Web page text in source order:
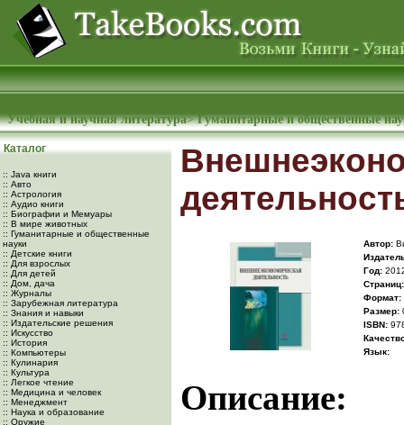
Учебная и научная литература>Гуманитарные и общественные
Каталог
:: Java книги
:: Авто
:: Астрология
:: Аудио книги
:: Биографии и Мемуары
:: В мире животных
:: Гуманитарные и общественные
науки
:: Детские книги
:: Для взрослых
:: Для детей
:: Дом, дача
:: Журналы
:: Зарубежная литература
:: Знания и навыки
:: Издательские решения
:: Искусство
:: История
:: Компьютеры
:: Кулинария
:: Культура
:: Легкое чтение
:: Медицина и человек
:: Менеджмент
:: Наука и образование
:: Оружие
Автор:
Год:
Cтраниц:
Формат:
Размер:
ISBN:
Язык:
Описание: